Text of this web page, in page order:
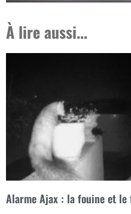
À lire aussi...
Alarme Ajax : la fouine et le